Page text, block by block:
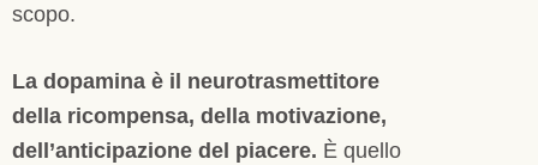
scopo.
La dopamina è il neurotrasmettitore
della ricompensa, della motivazione,
dell’anticipazione del piacere. È quello